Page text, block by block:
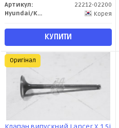
Артикул:
22212-02200
Hyundai/Kia/Mobis
Корея
КУПИТИ
Оригінал